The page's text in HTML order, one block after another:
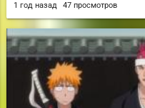
1 год назад 47 просмотров